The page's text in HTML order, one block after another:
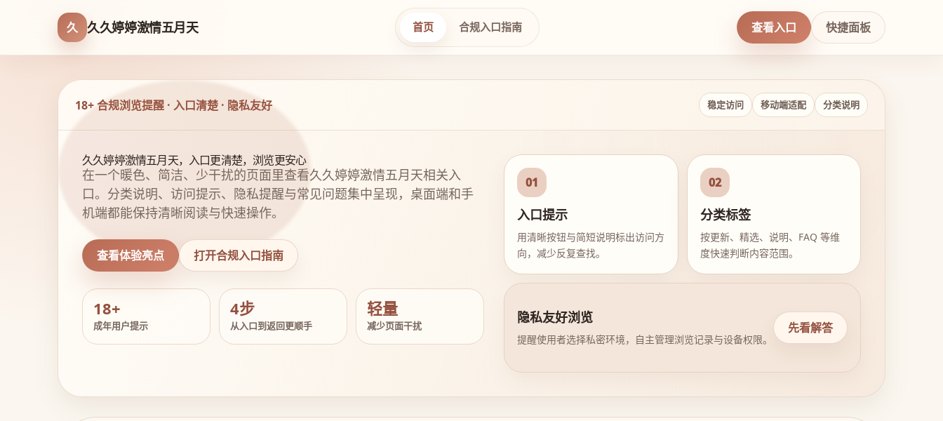
久 久久婷婷激情五月天 首页 合规入口指南 查看入口 快捷面板
18+ 合规浏览提醒 · 入口清楚 · 隐私友好 稳定访问 移动端适配 分类说明
久久婷婷激情五月天，入口更清楚，浏览更安心
在一个暖色、简洁、少干扰的页面里查看久久婷婷激情五月天相关入
口。分类说明、访问提示、隐私提醒与常见问题集中呈现，桌面端和手
机端都能保持清晰阅读与快速操作。
查看体验亮点 打开合规入口指南
18+
成年用户提示
4步
从入口到返回更顺手
轻量
减少页面干扰
01
入口提示
用清晰按钮与简短说明标出访问方
向，减少反复查找。
02
分类标签
按更新、精选、说明、FAQ 等维
度快速判断内容范围。
隐私友好浏览
提醒使用者选择私密环境，自主管理浏览记录与设备权限。
先看解答